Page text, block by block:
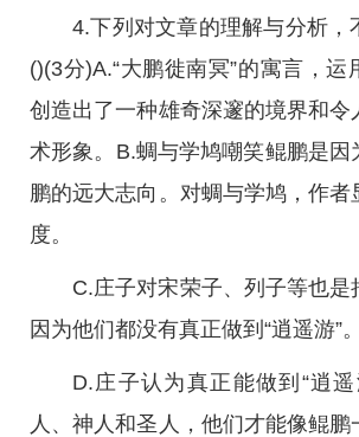
4.下列对文章的理解与分析，
()(3分)A.“大鹏徙南冥”的寓言，运
创造出了一种雄奇深邃的境界和令
术形象。B.蜩与学鸠嘲笑鲲鹏是因
鹏的远大志向。对蜩与学鸠，作者
度。
C.庄子对宋荣子、列子等也是
因为他们都没有真正做到“逍遥游”。
D.庄子认为真正能做到“逍
人、神人和圣人，他们才能像鲲